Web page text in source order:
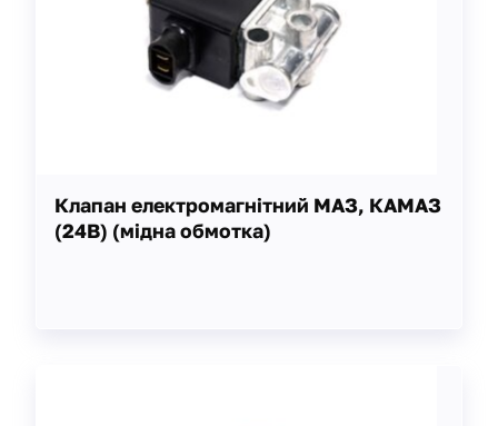
Клапан електромагнітний МАЗ, КАМАЗ
(24В) (мідна обмотка)